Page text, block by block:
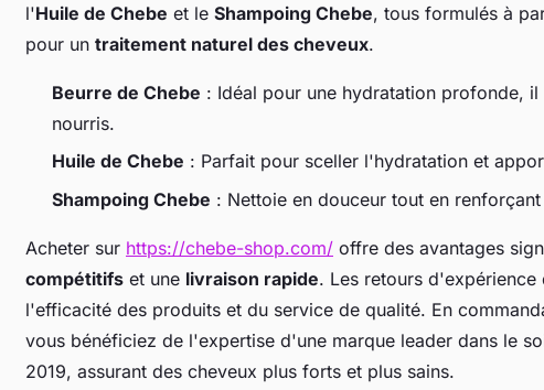
l'Huile de Chebe et le Shampoing Chebe, tous formulés à
pour un traitement naturel des cheveux.
Beurre de Chebe : Idéal pour une hydratation profonde,
nourris.
Huile de Chebe : Parfait pour sceller l'hydratation et
Shampoing Chebe : Nettoie en douceur tout en
Acheter sur https://chebe-shop.com/ offre des avantages
compétitifs et une livraison rapide. Les retours
l'efficacité des produits et du service de qualité. En
vous bénéficiez de l'expertise d'une marque leader dans le
2019, assurant des cheveux plus forts et plus sains.